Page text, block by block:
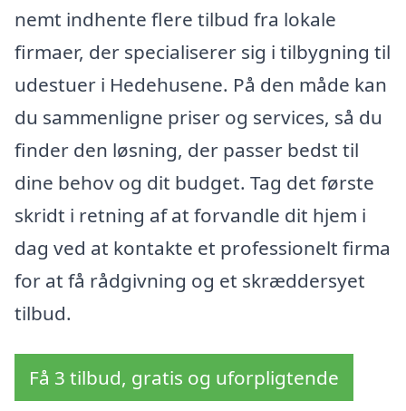
nemt indhente flere tilbud fra lokale
firmaer, der specialiserer sig i tilbygning til
udestuer i Hedehusene. På den måde kan
du sammenligne priser og services, så du
finder den løsning, der passer bedst til
dine behov og dit budget. Tag det første
skridt i retning af at forvandle dit hjem i
dag ved at kontakte et professionelt firma
for at få rådgivning og et skræddersyet
tilbud.
Få 3 tilbud, gratis og uforpligtende